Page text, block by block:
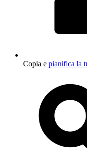
Copia e pianifica la